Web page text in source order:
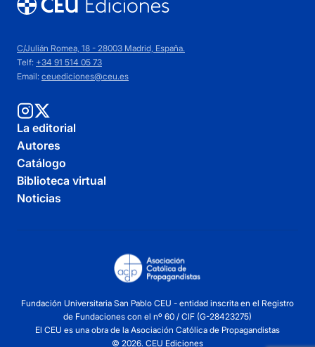
C/Julián Romea, 18 - 28003 Madrid, España.
Telf: +34 91 514 05 73
Email: ceuediciones@ceu.es
La editorial
Autores
Catálogo
Biblioteca virtual
Noticias
Fundación Universitaria San Pablo CEU - entidad inscrita en el Registro
de Fundaciones con el nº 60 / CIF (G-28423275)
El CEU es una obra de la Asociación Católica de Propagandistas
© 2026. CEU Ediciones